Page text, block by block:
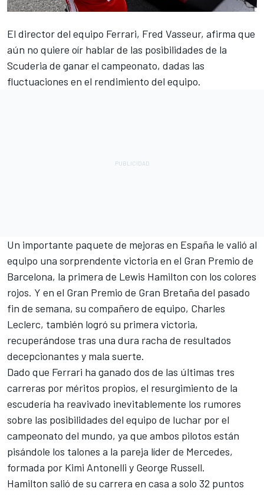
El director del equipo Ferrari, Fred Vasseur, afirma que
aún no quiere oír hablar de las posibilidades de la
Scuderia de ganar el campeonato, dadas las
fluctuaciones en el rendimiento del equipo.
Un importante paquete de mejoras en España le valió al
equipo una sorprendente victoria en el Gran Premio de
Barcelona, la primera de Lewis Hamilton con los colores
rojos. Y en el Gran Premio de Gran Bretaña del pasado
fin de semana, su compañero de equipo, Charles
Leclerc, también logró su primera victoria,
recuperándose tras una dura racha de resultados
decepcionantes y mala suerte.
Dado que Ferrari ha ganado dos de las últimas tres
carreras por méritos propios, el resurgimiento de la
escudería ha reavivado inevitablemente los rumores
sobre las posibilidades del equipo de luchar por el
campeonato del mundo, ya que ambos pilotos están
pisándole los talones a la pareja líderde Mercedes,
formada por Kimi Antonelli y George Russell.
Hamilton salió de su carrera en casa a solo 32 puntos